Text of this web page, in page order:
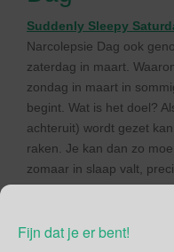
Fijn dat je er bent!
Suddenly Sleepy
Narcolepsie Dag ook
zaterdag in maart.
zondag in maart in
begint. Wat is het doel?
achteruit) wordt gezet
raken. Je kan dan zo
zomaar in slaap valt,
Met Suddenly Sleepy